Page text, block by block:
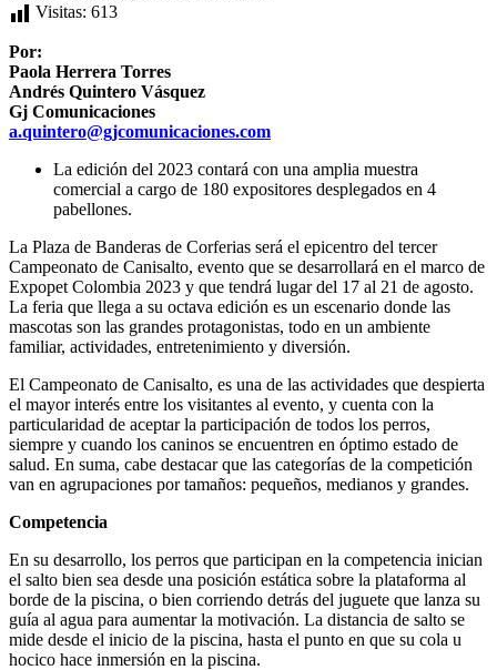
Visitas: 613
Por:
Paola Herrera Torres
Andrés Quintero Vásquez
Gj Comunicaciones
a.quintero@gjcomunicaciones.com
La edición del 2023 contará con una amplia muestra
comercial a cargo de 180 expositores desplegados en 4
pabellones.
La Plaza de Banderas de Corferias será el epicentro del tercer
Campeonato de Canisalto, evento que se desarrollará en el marco de
Expopet Colombia 2023 y que tendrá lugar del 17 al 21 de agosto.
La feria que llega a su octava edición es un escenario donde las
mascotas son las grandes protagonistas, todo en un ambiente
familiar, actividades, entretenimiento y diversión.
El Campeonato de Canisalto, es una de las actividades que despierta
el mayor interés entre los visitantes al evento, y cuenta con la
particularidad de aceptar la participación de todos los perros,
siempre y cuando los caninos se encuentren en óptimo estado de
salud. En suma, cabe destacar que las categorías de la competición
van en agrupaciones por tamaños: pequeños, medianos y grandes.
Competencia
En su desarrollo, los perros que participan en la competencia inician
el salto bien sea desde una posición estática sobre la plataforma al
borde de la piscina, o bien corriendo detrás del juguete que lanza su
guía al agua para aumentar la motivación. La distancia de salto se
mide desde el inicio de la piscina, hasta el punto en que su cola u
hocico hace inmersión en la piscina.